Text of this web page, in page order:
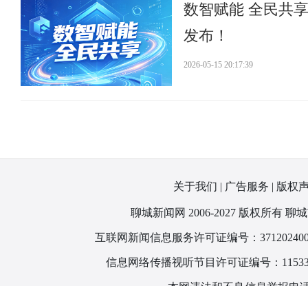
数智赋能 全民共
发布！
2026-05-15 20:17:39
关于我们 | 广告服务 | 版权
聊城新闻网 2006-2027 版权所有 聊
互联网新闻信息服务许可证编号：
信息网络传播视听节目许可证编号：